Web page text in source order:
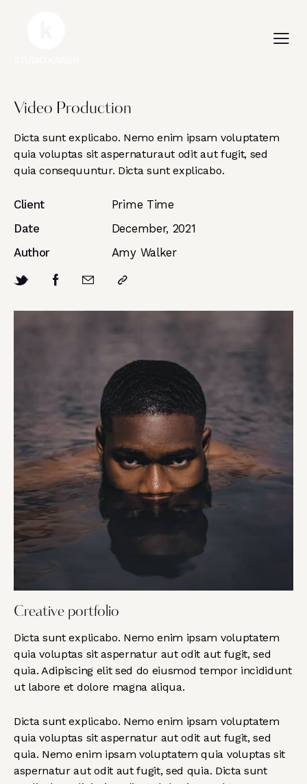
Video Production
Dicta sunt explicabo. Nemo enim ipsam voluptatem
quia voluptas sit aspernaturaut odit aut fugit, sed
quia consequuntur. Dicta sunt explicabo.
Client
Prime Time
Date
December, 2021
Author
Amy Walker
Creative portfolio
Dicta sunt explicabo. Nemo enim ipsam voluptatem
quia voluptas sit aspernatur aut odit aut fugit, sed
quia. Adipiscing elit sed do eiusmod tempor incididunt
ut labore et dolore magna aliqua.
Dicta sunt explicabo. Nemo enim ipsam voluptatem
quia voluptas sit aspernatur aut odit aut fugit, sed
quia. Nemo enim ipsam voluptatem quia voluptas sit
aspernatur aut odit aut fugit, sed quia. Dicta sunt